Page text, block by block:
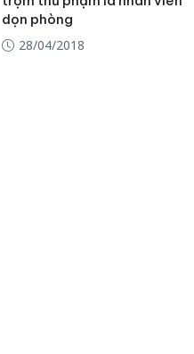
dọn phòng
28/04/2018